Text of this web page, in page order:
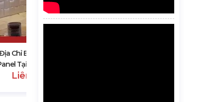
Chỉ Bán Tấm Ốp Ultra
Tại An Giang.
Liên hệ
Cửa Hàng Vật Liệu Xây Dựng Uy